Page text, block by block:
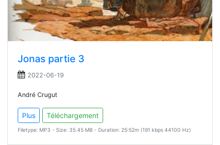
Jonas partie 3
2022-06-19
André Crugut
Plus Téléchargement
Filetype: MP3 - Size: 35.45 MB - Duration: 25:52m (191 kbps 44100 Hz)